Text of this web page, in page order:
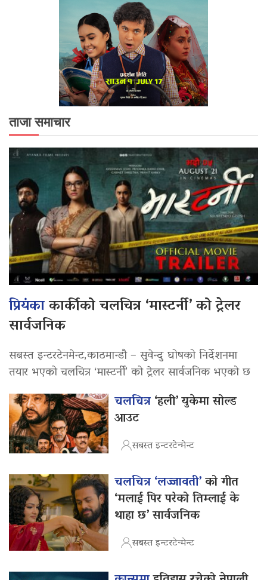
ताजा समाचार
प्रियंकाकार्कीको चलचित्र ‘मास्टर्नी’ को ट्रेलर
सार्वजनिक
सबस्त इन्टरटेनमेन्ट,काठमान्डौ – सुवेन्दु घोषको निर्देशनमा
तयार भएको चलचित्र ‘मास्टर्नी’ को ट्रेलर सार्वजनिक भएको छ
चलचित्र‘हली’ युकेमा सोल्ड
आउट
सबस्त इन्टरटेन्मेन्ट
चलचित्र ‘लज्जावती’को गीत
‘मलाई पिर परेको तिम्लाई के
थाहा छ’ सार्वजनिक
सबस्त इन्टरटेन्मेन्ट